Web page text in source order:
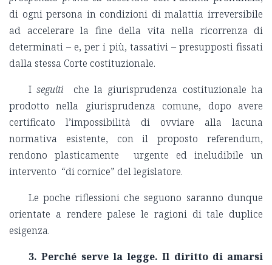
di ogni persona in condizioni di malattia irreversibile
ad accelerare la fine della vita nella ricorrenza di
determinati – e, per i più, tassativi – presupposti fissati
dalla stessa Corte costituzionale.
Iseguiti che la giurisprudenza costituzionale ha
prodotto nella giurisprudenza comune, dopo avere
certificato l’impossibilità di ovviare alla lacuna
normativa esistente, con il proposto referendum,
rendono plasticamente urgente ed ineludibile un
intervento “di cornice” del legislatore.
Le poche riflessioni che seguono saranno dunque
orientate a rendere palese le ragioni di tale duplice
esigenza.
3. Perché serve la legge. Il diritto di amarsi